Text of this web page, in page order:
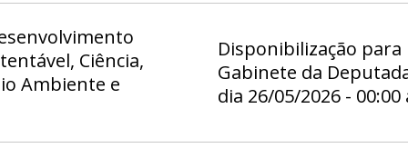
Ciência,
Ambiente e
Disponibilização
Gabinete da
dia 26/05/2026 -